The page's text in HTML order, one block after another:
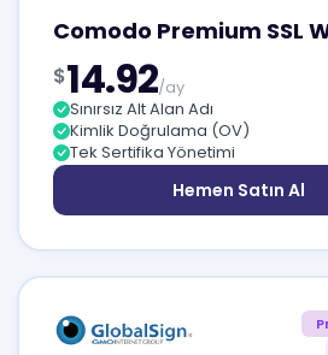
Comodo Premium SSL
$14.92/ay
Sınırsız Alt Alan Adı
Kimlik Doğrulama (OV)
Tek Sertifika Yönetimi
Hemen Satın Al